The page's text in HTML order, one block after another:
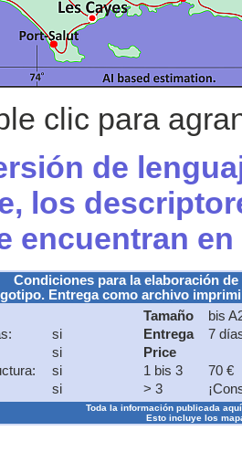
clic para
de
los
encuentran
Condiciones para la elaboración
Entrega como archivo
si
si
si
si
Tamaño
bis
Entrega
7
Price
1 bis 3
70 €
> 3
Toda la información publicada
Esto incluye los